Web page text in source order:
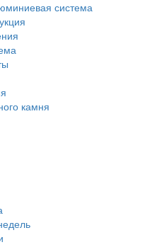
система
камня